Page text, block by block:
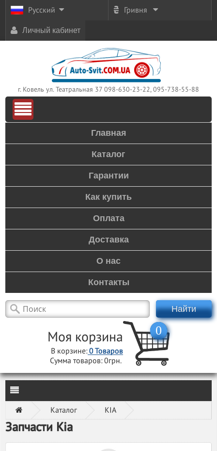
Русский Гривня
Личный кабинет
г. Ковель ул. Театральная 37 098-630-23-22, 095-738-55-88
Главная
Каталог
Гарантии
Как купить
Оплата
Доставка
О нас
Контакты
Найти
Моя корзина
В корзине:0Товаров
Сумма товаров:0грн.
0
Каталог KIA
Запчасти Kia